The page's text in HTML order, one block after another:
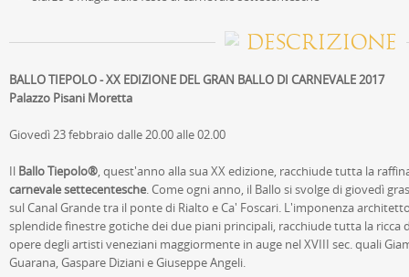
DESCRIZIONE
BALLO TIEPOLO - XX EDIZIONE DEL GRAN BALLO DI CARNEVALE 2017
Palazzo Pisani Moretta
Giovedì 23 febbraio dalle 20.00 alle 02.00
Il Ballo Tiepolo®, quest'anno alla sua XX edizione, racchiude tutta la
carnevale settecentesche. Come ogni anno, il Ballo si svolge di giovedì
sul Canal Grande tra il ponte di Rialto e Ca' Foscari. L'imponenza
splendide finestre gotiche dei due piani principali, racchiude tutta la ricca
opere degli artisti veneziani maggiormente in auge nel XVIII sec. quali
Guarana, Gaspare Diziani e Giuseppe Angeli.